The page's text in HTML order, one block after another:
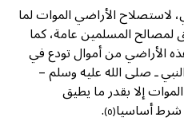
لاستصلاح الأراضي الموات لما
المسلمين عامة، كما
الأراضي من أموال تودع في
ـ صلى الله عليه وسلم –
إلا بقدر ما يطيق
شرط أساسيا(٥) .